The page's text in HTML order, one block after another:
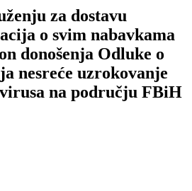
za dostavu
o svim nabavkama
donošenja Odluke o
nesreće uzrokovanje
na području FBiH